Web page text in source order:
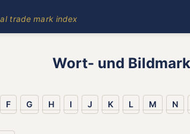
trade mark index
Wort- und
F G H I J K L M N